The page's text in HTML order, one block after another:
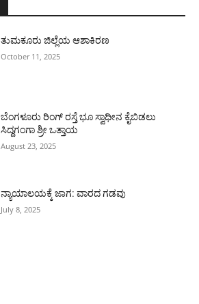
ತುಮಕೂರು ಜಿಲ್ಲೆಯ ಆಶಾಕಿರಣ
October 11, 2025
ಬೆಂಗಳೂರು ರಿಂಗ್ ರಸ್ತೆ ಭೂ ಸ್ವಾಧೀನ ಕೈಬಿಡಲು
ಸಿದ್ದಗಂಗಾ ಶ್ರೀ ಒತ್ತಾಯ
August 23, 2025
ನ್ಯಾಯಾಲಯಕ್ಕೆ ಜಾಗ: ವಾರದ ಗಡವು
July 8, 2025